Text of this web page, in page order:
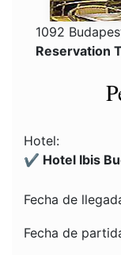
1092
Reservation
Hotel:
✔️ Hotel Ibis
Fecha de
Fecha de